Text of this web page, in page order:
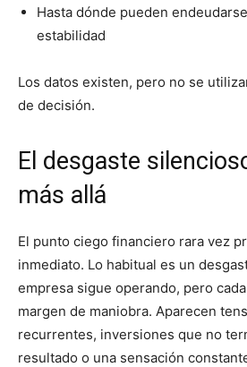
Hasta dónde pueden
estabilidad
Los datos existen, pero no se
de decisión.
El desgaste
más allá
El punto ciego financiero rara vez
inmediato. Lo habitual es un
empresa sigue operando, pero
margen de maniobra. Aparecen
recurrentes, inversiones que no
resultado o una sensación